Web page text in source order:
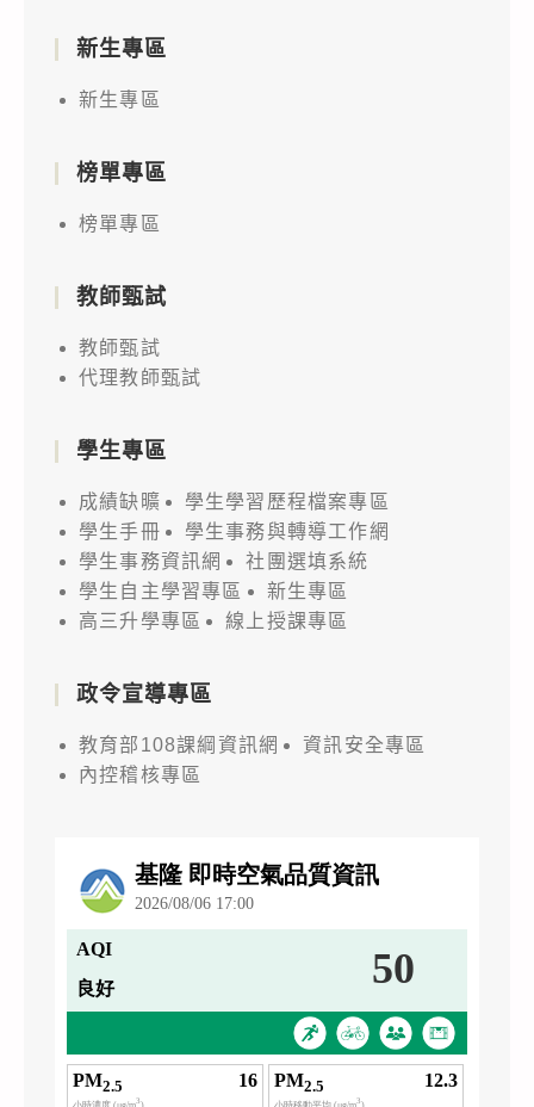
新生專區
新生專區
榜單專區
榜單專區
教師甄試
教師甄試
代理教師甄試
學生專區
成績缺曠
學生學習歷程檔案專區
學生手冊
學生事務與轉導工作網
學生事務資訊網
社團選填系統
學生自主學習專區
新生專區
高三升學專區
線上授課專區
政令宣導專區
教育部108課綱資訊網
資訊安全專區
內控稽核專區